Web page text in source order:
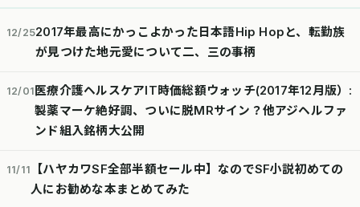
12/252017年最高にかっこよかった日本語Hip Hopと、転勤族
が見つけた地元愛について二、三の事柄
12/01医療介護ヘルスケアIT時価総額ウォッチ(2017年12月版）:
製薬マーケ絶好調、ついに脱MRサイン？他アジヘルファ
ンド組入銘柄大公開
11/11
【ハヤカワSF全部半額セール中】なのでSF小説初めての
人にお勧めな本まとめてみた